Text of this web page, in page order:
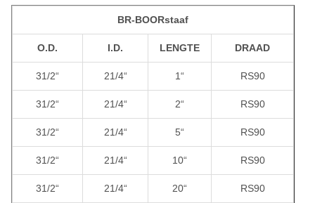
31/4“ 10“
41/2“ 31/4“ 20“ RS90
41/2“ 21/8“ 27/8“ ALS
41/2“ 21/8“ 27/8“ ALS
41/2“ 21/8“ 27/8“ ALS
41/2“ 21/8“ 10“ 27/8“ ALS
41/2“ 21/8“ 20“ 27/8“ ALS
BR-BOORstaaf
O.D. I.D. LENGTE DRAAD
31/2“ 21/4“ 1“ RS90
31/2“ 21/4“ 2“ RS90
31/2“ 21/4“ 5“ RS90
31/2“ 21/4“ 10“ RS90
31/2“ 21/4“ 20“ RS90